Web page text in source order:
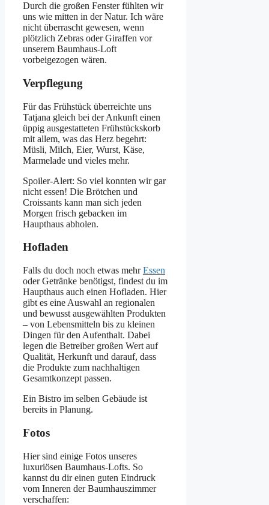
Durch die großen Fenster fühlten wir
uns wie mitten in der Natur. Ich wäre
nicht überrascht gewesen, wenn
plötzlich Zebras oder Giraffen vor
unserem Baumhaus-Loft
vorbeigezogen wären.
Verpflegung
Für das Frühstück überreichte uns
Tatjana gleich bei der Ankunft einen
üppig ausgestatteten Frühstückskorb
mit allem, was das Herz begehrt:
Müsli, Milch, Eier, Wurst, Käse,
Marmelade und vieles mehr.
Spoiler-Alert: So viel konnten wir gar
nicht essen! Die Brötchen und
Croissants kann man sich jeden
Morgen frisch gebacken im
Haupthaus abholen.
Hofladen
Falls du doch noch etwas mehrEssen
oder Getränke benötigst, findest du im
Haupthaus auch einen Hofladen. Hier
gibt es eine Auswahl an regionalen
und bewusst ausgewählten Produkten
– von Lebensmitteln bis zu kleinen
Dingen für den Aufenthalt. Dabei
legen die Betreiber großen Wert auf
Qualität, Herkunft und darauf, dass
die Produkte zum nachhaltigen
Gesamtkonzept passen.
Ein Bistro im selben Gebäude ist
bereits in Planung.
Fotos
Hier sind einige Fotos unseres
luxuriösen Baumhaus-Lofts. So
kannst du dir einen guten Eindruck
vom Inneren der Baumhauszimmer
verschaffen: